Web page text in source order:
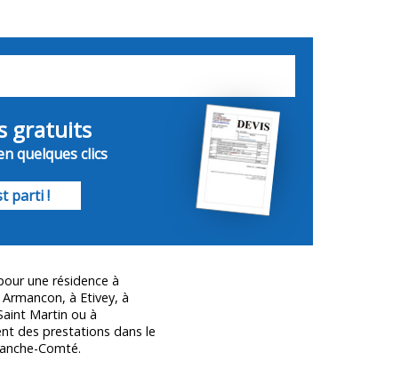
gratuits
quelques clics
parti !
une résidence à
à Etivey, à
Martin ou à
des prestations dans le
Comté.